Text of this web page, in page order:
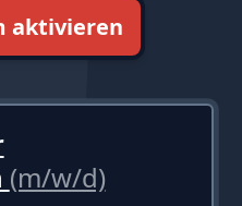
aktivieren
(m/w/d)